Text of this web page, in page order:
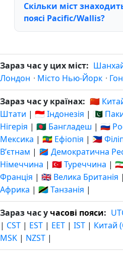
Скільки міст
поясі Pacific/Wallis?
Зараз час у цих міст:
Лондон · Місто Нью-Йорк ·
Зараз час у країнах: 🇨🇳
Штати | 🇮🇩 Індонезія | 🇵🇰
Нігерія | 🇧🇩 Бангладеш | 🇷🇺
Мексика | 🇪🇹 Ефіопія | 🇵🇭
Вʼєтнам | 🇨🇩 Демократична
Німеччина | 🇹🇷 Туреччина |
Франція | 🇬🇧 Велика Британія |
Африка | 🇹🇿 Танзанія |
Зараз час у часові пояси:
| CST | EST | EET | IST | Китай
MSK | NZST |